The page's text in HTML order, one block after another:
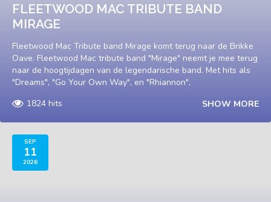
FLEETWOOD MAC TRIBUTE BAND
MIRAGE
Fleetwood Mac Tribute band Mirage komt terug naar de Brikke
Oave. Fleetwood Mac tribute band "Mirage" neemt je mee terug
naar de hoogtijdagen van de legendarische band. Met hits als
"Dreams", "Go Your Own Way", en "Rhiannon",
1824 hits
SHOW MORE
SEP
11
2026